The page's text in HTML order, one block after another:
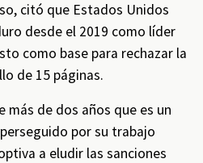
citó que Estados Unidos
desde el 2019 como líder
como base para rechazar la
de 15 páginas.
más de dos años que es un
por su trabajo
a eludir las sanciones